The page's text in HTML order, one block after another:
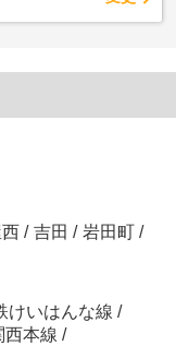
/ 吉田 / 岩田町 /
けいはんな線 /
西本線 /